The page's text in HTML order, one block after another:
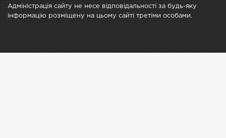
Адміністрація сайту не несе відповідальності за будь-яку
інформацію розміщену на цьому сайті третіми особами.